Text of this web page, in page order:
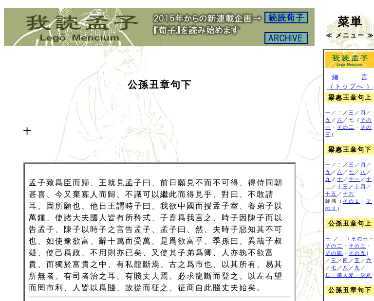
公孫丑章句下
十
孟子致爲臣而歸、王就見孟子曰、前日願見不而不可得、得侍同朝
甚喜、今又棄寡人而歸、不識可以繼此而得見乎、對曰、不敢請
耳、固所願也、他日王謂時子曰、我欲中國而授孟子室、養弟子以
萬鍾、使諸大夫國人皆有所矜式、子盍爲我言之、時子因陳子而以
告孟子、陳子以時子之言告孟子、孟子曰、然、夫時子惡知其不可
也、如使豫欲富、辭十萬而受萬、是爲欲富乎、季孫曰、異哉子叔
疑、使己爲政、不用則亦已矣、又使其子弟爲卿、人亦孰不欲富
貴、而獨於富貴之中、有私龍斷焉、古之爲市也、以其所有、易其
所無者、有司者治之耳、有賤丈夫焉、必求龍斷而登之、以左右望
而罔市利、人皆以爲賤、故從而征之、征商自此賤丈夫始矣。
菜単
≪ メニュー ≫
緒 言
（トップへ ）
梁惠王章句上
一 ／ 二 ／ 三 ／ 四 ／
五 ／ 六 ／七（ その
一 ・ その二 ・ その
三 ）
梁惠王章句下
一 ／ 二 ／ 三 ／ 四 ／
五 ／ 六 ／ 七 ／ 八 ／
九 ／ 十 ／ 十一 ／ 十
二 ／ 十三 ／ 十四 ／
十五 ／ 十六
雑感
（ その１ ・ そ
の２ ）
公孫丑章句上
一 ／二（ その一 ・
その二
・ その三
・
その四
・ その五 ）
／ 三 ／ 四 ／ 五 ／ 六
／ 七 ／ 八 ／ 九 ／
仁・隣人愛・決意
公孫丑章句下